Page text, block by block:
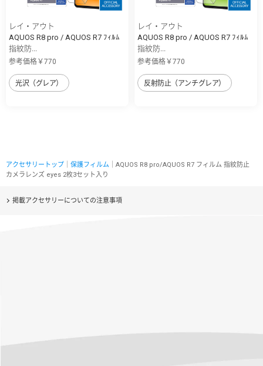
レイ・アウト
AQUOS R8 pro / AQUOS R7 ﾌｨﾙﾑ
指紋防...
参考価格￥770
光沢（グレア）
レイ・アウト
AQUOS R8 pro / AQUOS R7 ﾌｨﾙﾑ
指紋防...
参考価格￥770
反射防止（アンチグレア）
アクセサリートップ 保護フィルム ｜AQUOS R8 pro/AQUOS R7 フィルム 指紋防止
カメラレンズ eyes 2枚3セット入り
掲載アクセサリーについての注意事項